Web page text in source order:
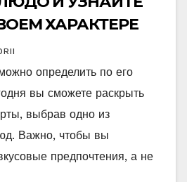
ХАРАКТЕРЕ
определить по его
вы сможете раскрыть
выбрав одно из
Важно, чтобы вы
предпочтения, а не